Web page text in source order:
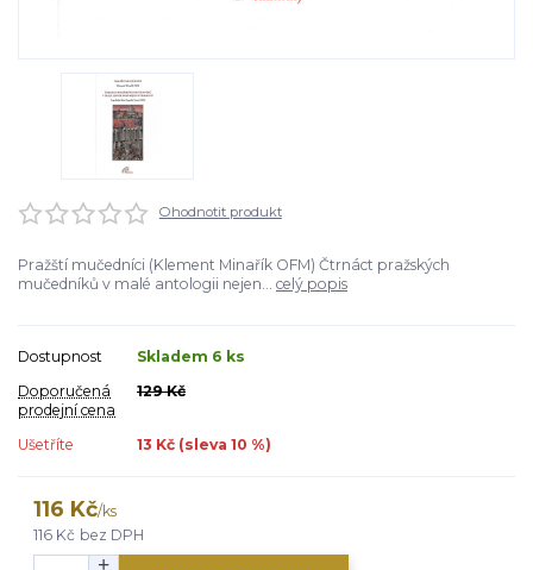
Ohodnotit produkt
Pražští mučedníci (Klement Minařík OFM) Čtrnáct pražských
mučedníků v malé antologii nejen... celý popis
Dostupnost
Skladem 6 ks
Doporučená
prodejní cena
129 Kč
Ušetříte 13 Kč (sleva 10 %)
116 Kč/ks
116 Kč bez DPH